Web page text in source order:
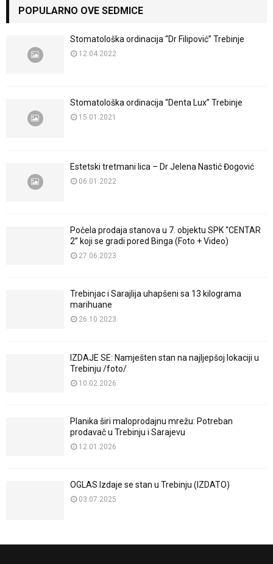
POPULARNO OVE SEDMICE
Stomatološka ordinacija “Dr Filipović” Trebinje
12.04.2022
Stomatološka ordinacija “Denta Lux” Trebinje
15.01.2021
Estetski tretmani lica – Dr Jelena Nastić Đogović
06.01.2022
Počela prodaja stanova u 7. objektu SPK “CENTAR
2” koji se gradi pored Binga (Foto + Video)
27.06.2023
Trebinjac i Sarajlija uhapšeni sa 13 kilograma
marihuane
26.10.2023
IZDAJE SE: Namješten stan na najljepšoj lokaciji u
Trebinju /foto/
10.02.2026
Planika širi maloprodajnu mrežu: Potreban
prodavač u Trebinju i Sarajevu
12.01.2026
OGLAS Izdaje se stan u Trebinju (IZDATO)
03.07.2025